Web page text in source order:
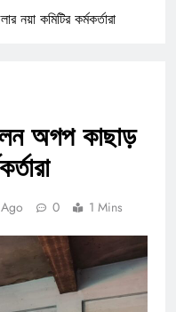
নয়া কমিটির কর্মকর্তারা
অগপ কাছাড়
0 1 Mins